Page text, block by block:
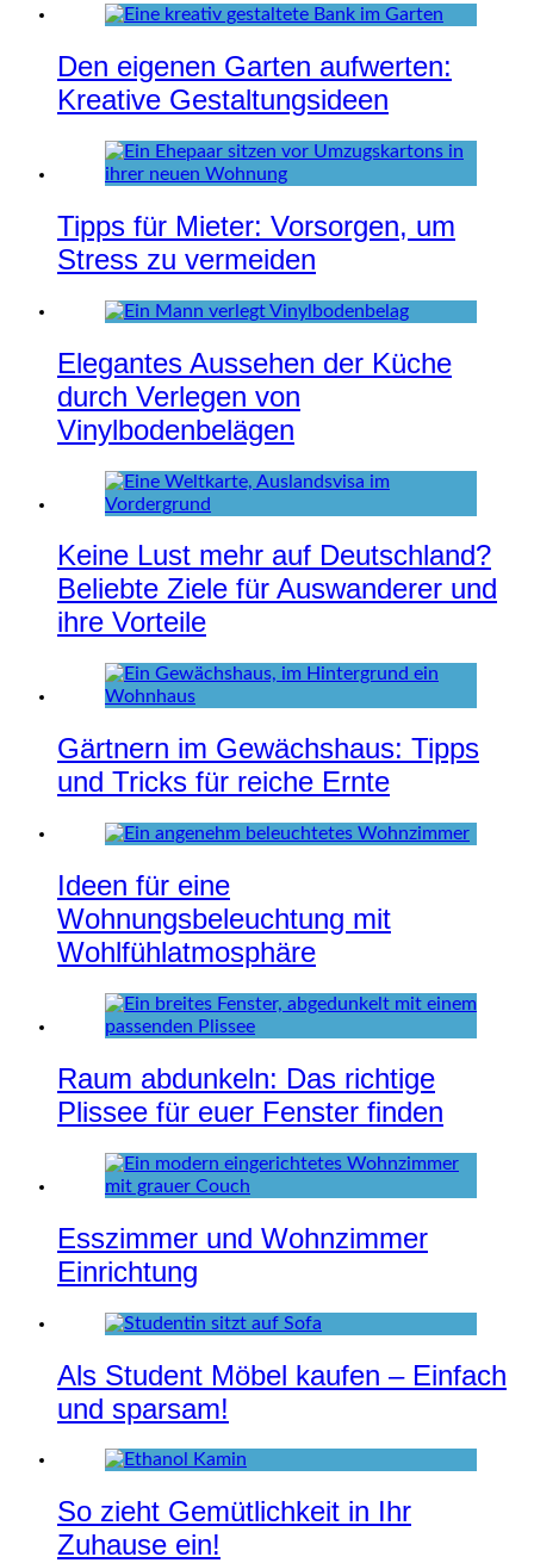
Den eigenen Garten aufwerten:
Kreative Gestaltungsideen
Tipps für Mieter: Vorsorgen, um
Stress zu vermeiden
Elegantes Aussehen der Küche
durch Verlegen von
Vinylbodenbelägen
Keine Lust mehr auf Deutschland?
Beliebte Ziele für Auswanderer und
ihre Vorteile
Gärtnern im Gewächshaus: Tipps
und Tricks für reiche Ernte
Ideen für eine
Wohnungsbeleuchtung mit
Wohlfühlatmosphäre
Raum abdunkeln: Das richtige
Plissee für euer Fenster finden
Esszimmer und Wohnzimmer
Einrichtung
Als Student Möbel kaufen – Einfach
und sparsam!
So zieht Gemütlichkeit in Ihr
Zuhause ein!